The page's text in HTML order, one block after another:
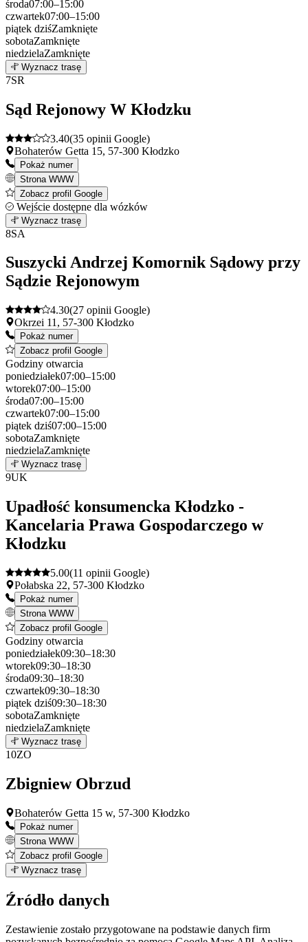
środa07:00–15:00
czwartek07:00–15:00
piątek dziśZamknięte
sobotaZamknięte
niedzielaZamknięte
+
−
Wyznacz trasę
7SR
Sąd Rejonowy W Kłodzku
3.40(35 opinii Google)
Bohaterów Getta 15, 57-300 Kłodzko
Pokaż numer
Strona WWW
Zobacz profil Google
Wejście dostępne dla wózków
7
+
Wyznacz trasę
8SA
Suszycki Andrzej Komornik Sądowy przy
Sądzie Rejonowym
4.30(27 opinii Google)
Okrzei 11, 57-300 Kłodzko
Pokaż numer
Zobacz profil Google
Godziny otwarcia
poniedziałek07:00–15:00
wtorek07:00–15:00
środa07:00–15:00
czwartek07:00–15:00
piątek dziś07:00–15:00
sobotaZamknięte
niedzielaZamknięte
+
Wyznacz trasę
9UK
Upadłość konsumencka Kłodzko -
Kancelaria Prawa Gospodarczego w
Kłodzku
5.00(11 opinii Google)
Połabska 22, 57-300 Kłodzko
Pokaż numer
Strona WWW
Zobacz profil Google
Godziny otwarcia
poniedziałek09:30–18:30
wtorek09:30–18:30
środa09:30–18:30
czwartek09:30–18:30
piątek dziś09:30–18:30
sobotaZamknięte
niedzielaZamknięte
+
−
Wyznacz trasę
10ZO
Zbigniew Obrzud
Bohaterów Getta 15 w, 57-300 Kłodzko
Pokaż numer
Strona WWW
Zobacz profil Google
+
−
Wyznacz trasę
Źródło danych
Zestawienie zostało przygotowane na podstawie danych firm